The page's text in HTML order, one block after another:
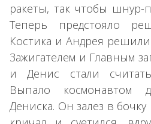
ракеты, так чтобы шнур-
Теперь предстояло
Костика и Андрея
Зажигателем и Главным
и Денис стали
Выпало космонавтом
Дениска. Он залез в